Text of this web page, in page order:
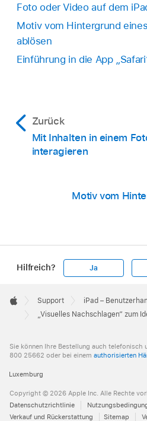
Foto oder Video auf dem
Motiv vom Hintergrund
ablösen
Einführung in die App
Zurück
Mit Inhalten in einem
interagieren
Motiv vom
Hilfreich? Ja
Footer

Apple
Support
iPad –
„Visuelles Nachschlagen“ zum Identifizieren von
Sie können Ihre Bestellung auch telefonisch
800 25662 oder bei einem authorisierten
Luxemburg
Copyright © 2026 Apple Inc. Alle Rechte
Datenschutzrichtlinie
Verkauf und Rückerstattung
Sitemap